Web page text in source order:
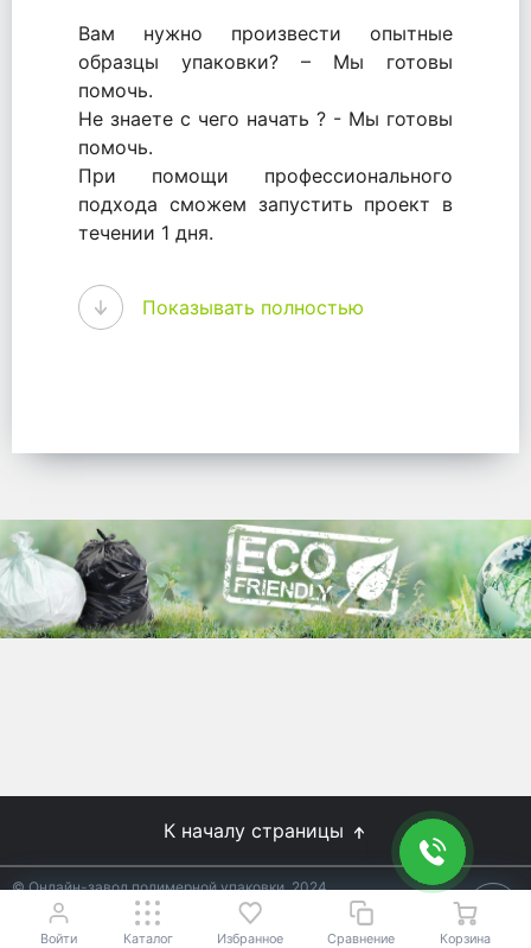
Вам нужно произвести опытные
образцы упаковки? – Мы готовы
помочь.
Не знаете с чего начать ? - Мы готовы
помочь.
При помощи профессионального
подхода сможем запустить проект в
течении 1 дня.
WhitePack - перерабатываем пластик.
Мы принимали самое активное
участие в становлении этого рынка в
упаковке, и сегодня мы перешли в
Используйте готовые решения от
лидеров отрасли.
WhitePack
8 (495) 204-18-49
Показывать полностью
К началу страницы
© Онлайн-завод полимерной упаковки, 2024
Не является публичной офертой.Условия уточняйте у
менеджеров.
Войти Каталог Избранное Сравнение Корзина